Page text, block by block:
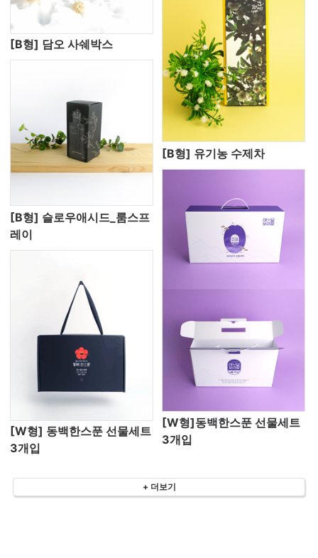
[B형] 담오 사쉐박스
[B형] 슬로우애시드_룸스프
레이
[B형] 유기농 수제차
[W형] 동백한스푼 선물세트
3개입
[W형]동백한스푼 선물세트
3개입
+ 더보기